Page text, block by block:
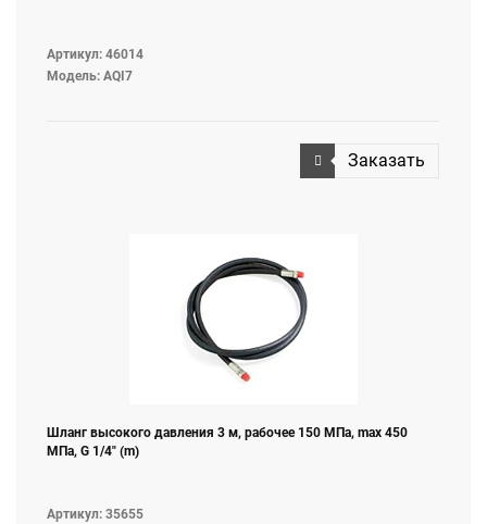
Артикул: 46014
Модель: AQI7
Заказать
Шланг высокого давления 3 м, рабочее 150 МПа, max 450
МПа, G 1/4" (m)
Артикул: 35655